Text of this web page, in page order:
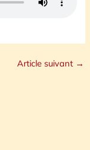
Article suivant →